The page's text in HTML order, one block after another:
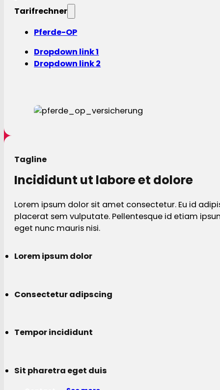
Tarifrechner
Pferde-OP
Dropdown link 1
Dropdown link 2
Tagline
Incididunt ut labore et dolore
Lorem ipsum dolor sit amet consectetur. Eu id
placerat sem vulputate. Pellentesque id etiam
eget nunc mauris nisi.
Lorem ipsum dolor
Consectetur adipscing
Tempor incididunt
Sit pharetra eget duis